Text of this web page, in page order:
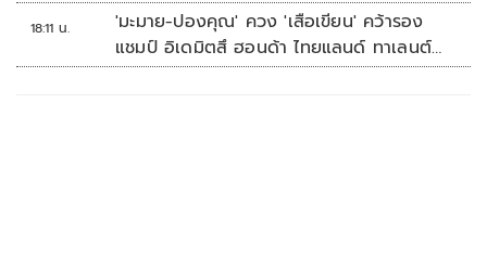
18:11 น.
'มะมาย-ปองคุณ' ควง 'เสือเขียน' คว้ารอง
แชมป์ อิเดมิตสึ ฮอนด้า ไทยแลนด์ ทาเลนต์
คัพ สนาม 3